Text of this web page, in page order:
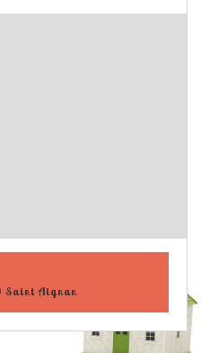
Saint Aignan